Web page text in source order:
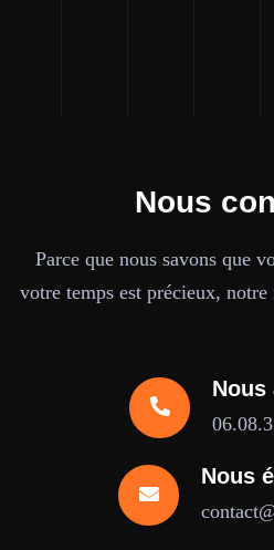
Nous
Parce que nous savons que
votre temps est précieux,
Nous
Nous